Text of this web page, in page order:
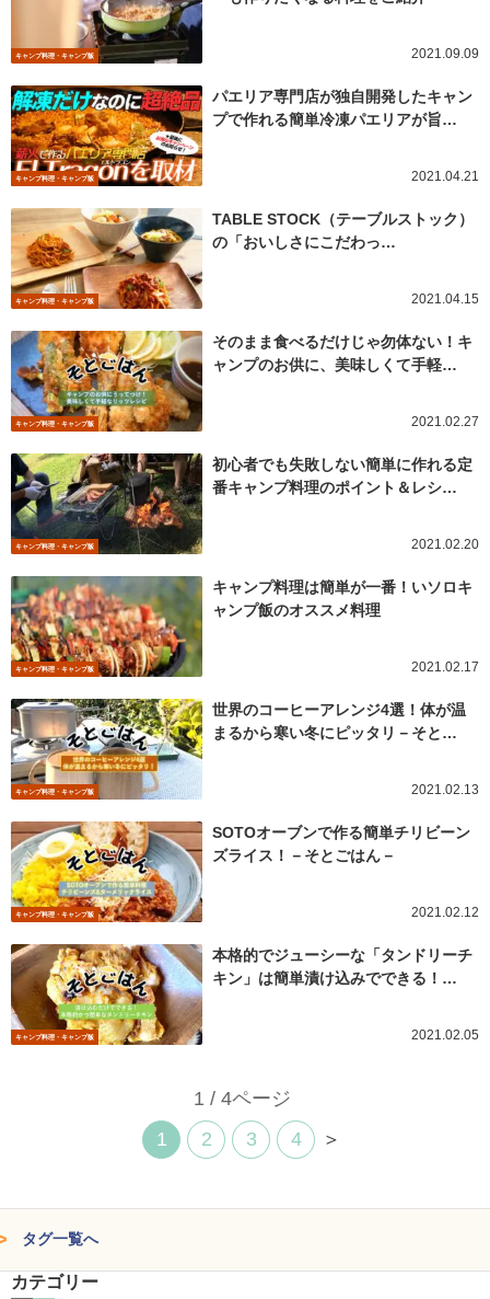
キャンプ料理・キャンプ飯 2021.09.09
キャンプ料理・キャンプ飯
パエリア専門店が独自開発したキャン
プで作れる簡単冷凍パエリアが旨…
2021.04.21
キャンプ料理・キャンプ飯
TABLE STOCK（テーブルストック）
の「おいしさにこだわっ…
2021.04.15
キャンプ料理・キャンプ飯
そのまま食べるだけじゃ勿体ない！キ
ャンプのお供に、美味しくて手軽…
2021.02.27
キャンプ料理・キャンプ飯
初心者でも失敗しない簡単に作れる定
番キャンプ料理のポイント＆レシ…
2021.02.20
キャンプ料理・キャンプ飯
キャンプ料理は簡単が一番！いソロキ
ャンプ飯のオススメ料理
2021.02.17
キャンプ料理・キャンプ飯
世界のコーヒーアレンジ4選！体が温
まるから寒い冬にピッタリ－そと…
2021.02.13
キャンプ料理・キャンプ飯
SOTOオーブンで作る簡単チリビーン
ズライス！－そとごはん－
2021.02.12
キャンプ料理・キャンプ飯
本格的でジューシーな「タンドリーチ
キン」は簡単漬け込みでできる！…
2021.02.05
1 / 4ページ
1
2 3 4 ＞
タグ一覧へ
カテゴリー